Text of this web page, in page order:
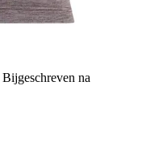
Bijgeschreven na